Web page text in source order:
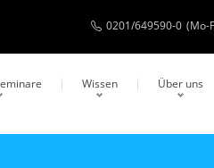
0201/649590-0 (Mo-
Wissen Über uns